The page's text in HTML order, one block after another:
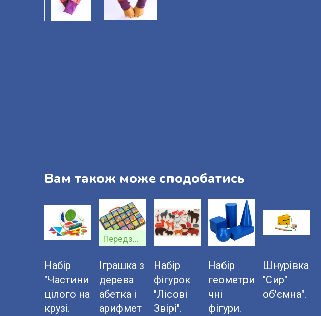
Вам також може сподобатись
Набір
"Частини
цілого на
крузі.
Передзамовлення
Іграшка з
дерева
абетка і
арифмет
Набір
фігурок
"Лісові
Звірі".
Набір
геометри
чні
фігури.
Шнурівка
"Сир"
об'ємна".